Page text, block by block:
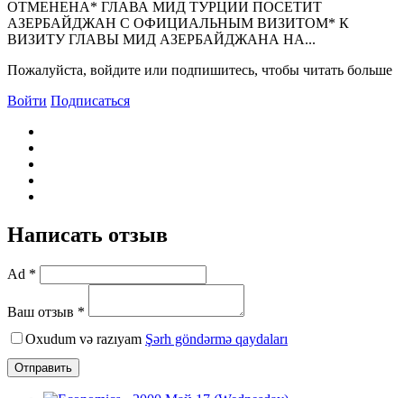
ОТМЕHЕHА* ГЛАВА МИД ТУРЦИИ ПОСЕТИТ
АЗЕРБАЙДЖАH С ОФИЦИАЛЬHЫМ ВИЗИТОМ* К
ВИЗИТУ ГЛАВЫ МИД АЗЕРБАЙДЖАHА HА...
Пожалуйста, войдите или подпишитесь, чтобы читать больше
Войти Подписаться
Написать отзыв
Ad *
Ваш отзыв *
Oxudum və razıyam Şərh göndərmə qaydaları
Отправить